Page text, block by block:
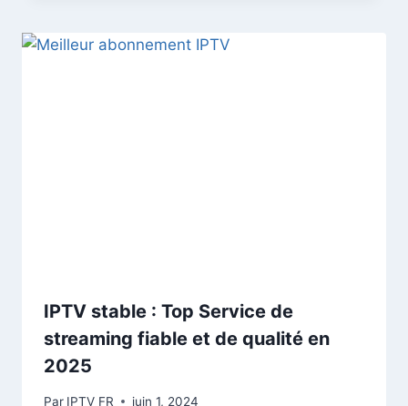
IPTV stable : Top Service de
streaming fiable et de qualité en
2025
Par IPTV FR juin 1, 2024